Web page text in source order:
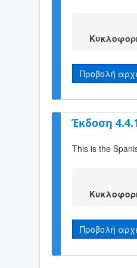
Προβολή
Έκδοση
This is the
Προβολή